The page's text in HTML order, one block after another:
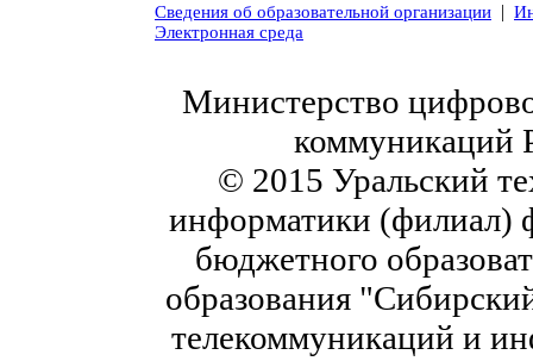
Сведения об образовательной организации |
Электронная среда
Министерство
коммуникаций
© 2015 Уральский
информатики (филиал)
бюджетного
образования
телекоммуникаций и